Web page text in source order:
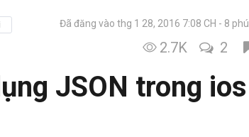
Đã đăng vào thg 1 28, 2016 7:08 CH 8
2.7K 2
JSON trong ios